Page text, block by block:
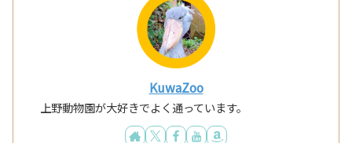
KuwaZoo
上野動物園が大好きでよく通っています。